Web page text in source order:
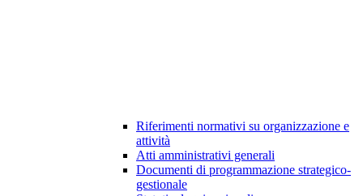
Riferimenti normativi su organizzazione e
attività
Atti amministrativi generali
Documenti di programmazione strategico-
gestionale